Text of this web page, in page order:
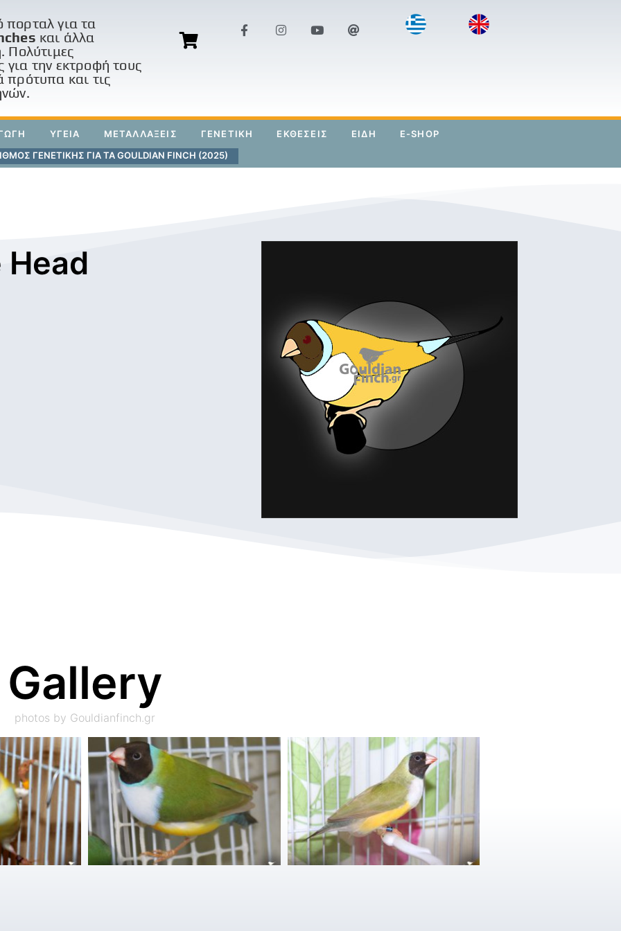
πορταλ για τα
και άλλα
Πολύτιμες
για την εκτροφή τους
πρότυπα και τις
ΥΓΕΙΑ ΜΕΤΑΛΛΑΞΕΙΣ ΓΕΝΕΤΙΚΗ ΕΚΘΕΣΕΙΣ ΕΙΔΗ
E-SHOP
ΓΕΝΕΤΙΚΗΣ ΓΙΑ ΤΑ GOULDIAN FINCH (2025)
Gallery
photos by Gouldianfinch.gr